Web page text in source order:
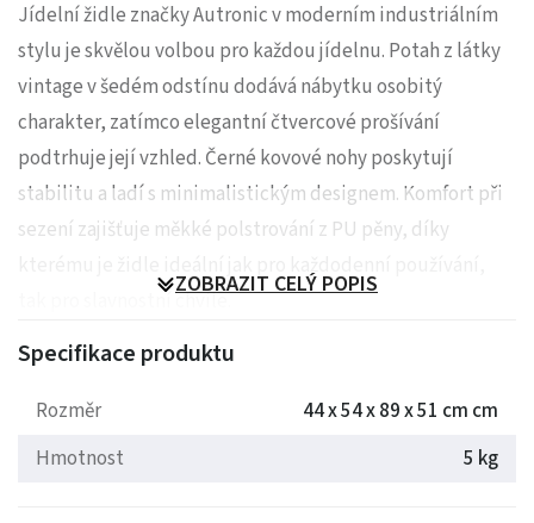
Jídelní židle značky Autronic v moderním industriálním
stylu je skvělou volbou pro každou jídelnu. Potah z látky
vintage v šedém odstínu dodává nábytku osobitý
charakter, zatímco elegantní čtvercové prošívání
podtrhuje její vzhled. Černé kovové nohy poskytují
stabilitu a ladí s minimalistickým designem. Komfort při
sezení zajišťuje měkké polstrování z PU pěny, díky
kterému je židle ideální jak pro každodenní používání,
tak pro slavnostní chvíle.
Hmotnost: 5 kg
ZOBRAZIT CELÝ POPIS
Specifikace produktu
Rozměr
44 x 54 x 89 x 51 cm cm
Hmotnost
5 kg